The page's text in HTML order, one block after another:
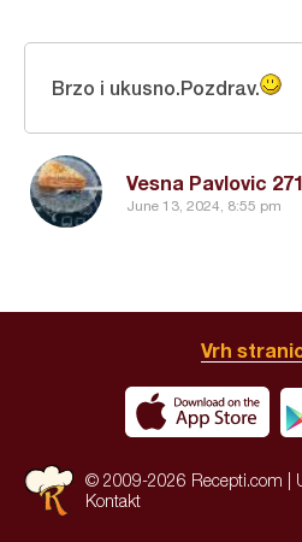
Vesna Pavlovic 271
June 13, 2024, 8:55 pm
Brzo i ukusno.Pozdrav.
Vrh
© 2009-2026 Recepti.com |
Kontakt